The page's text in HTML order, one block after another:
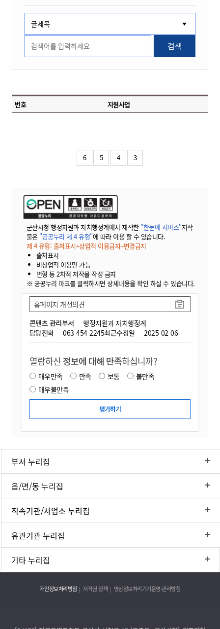
검색
번호 지원사업
6 5 4 3
군산시청 행정지원과 자치행정계에서 제작한 "한눈에 서비스"저작
물은 "공공누리 제 4 유형"에 따라 이용 할 수 있습니다.
제 4 유형: 출처표시+상업적 이용금지+변경금지
출처표시
비상업적 이용만 가능
변형 등 2차적 저작물 작성 금지
※ 공공누리 마크를 클릭하시면 상세내용을 확인 하실 수 있습니다.
콘텐츠 관리부서
행정지원과 자치행정계
담당전화
063-454-2245최근수정일 2025-02-06
홈페이지 개선의견
열람하신 정보에 대해 만족하십니까?
매우만족 만족 보통
불만족
매우불만족
부서 누리집
읍/면/동 누리집
직속기관/사업소 누리집
유관기관 누리집
기타 누리집
개인정보처리방침 저작권 정책 영상정보처리기기운영·관리방침